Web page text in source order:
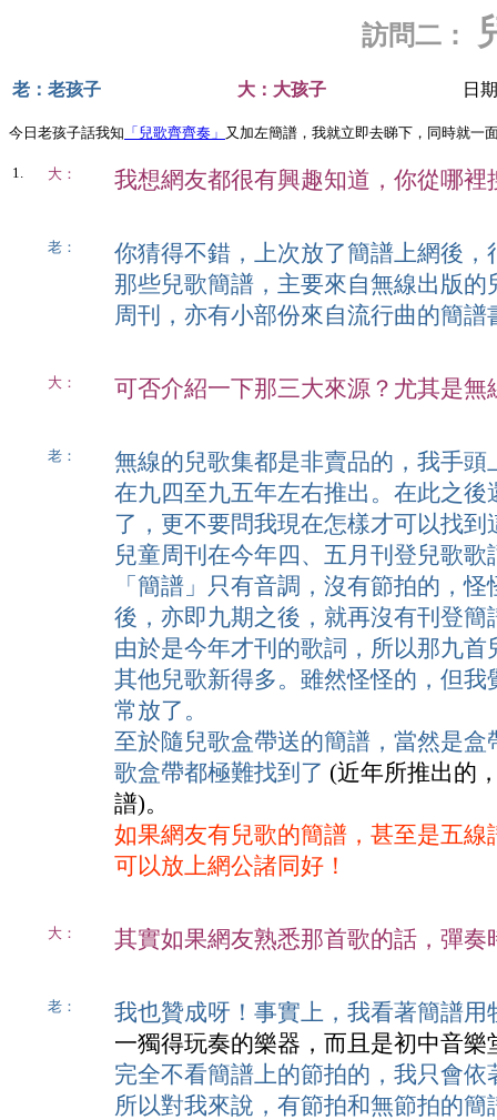
訪問二：
老：老孩子 大：大孩子 日
今日老孩子話我知 「兒歌齊齊奏」 又加左簡譜，我就立即去睇下，同時就一
1. 大： 我想網友都很有興趣知道，你從哪
老：
你猜得不錯，上次放了簡譜上網後
那些兒歌簡譜，主要來自無線出版
周刊，亦有小部份來自流行曲的簡譜
大： 可否介紹一下那三大來源？尤其是
老：
無線的兒歌集都是非賣品的，我手
在九四至九五年左右推出。在此之
了，更不要問我現在怎樣才可以找
兒童周刊在今年四、五月刊登兒歌
「簡譜」只有音調，沒有節拍的，
後，亦即九期之後，就再沒有刊登
由於是今年才刊的歌詞，所以那九
其他兒歌新得多。雖然怪怪的，但
常放了。
至於隨兒歌盒帶送的簡譜，當然是
歌盒帶都極難找到了 (近年所推出的
譜)。
如果網友有兒歌的簡譜，甚至是五線
可以放上網公諸同好！
大： 其實如果網友熟悉那首歌的話，彈
老：
我也贊成呀！事實上，我看著簡譜用
一獨得玩奏的樂器，而且是初中音
完全不看簡譜上的節拍的，我只會
所以對我來說，有節拍和無節拍的